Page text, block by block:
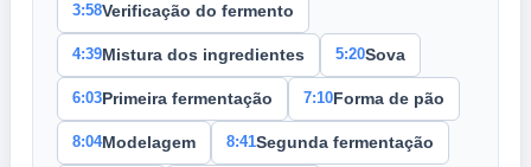
3:58Verificação do fermento
4:39Mistura dos ingredientes 5:20Sova
6:03 Primeira fermentação 7:10 Forma de pão
8:04Modelagem 8:41Segunda fermentação